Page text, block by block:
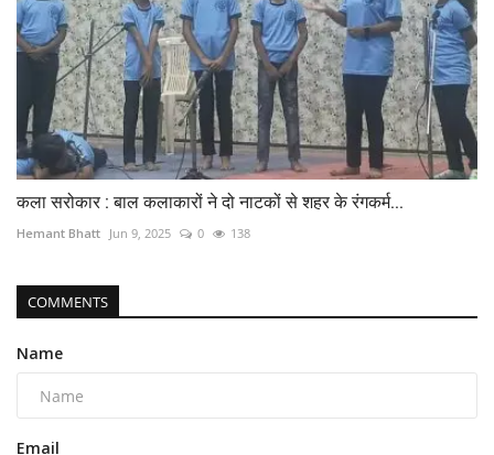
कला सरोकार : बाल कलाकारों ने दो नाटकों से शहर के रंगकर्म...
Hemant Bhatt Jun 9, 2025 0 138
COMMENTS
Name
Email